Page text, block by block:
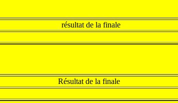
résultat de la finale
Résultat de la finale